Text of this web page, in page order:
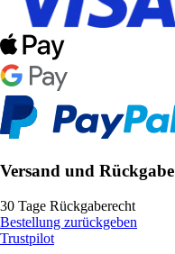
Versand und Rückgabe
30 Tage Rückgaberecht
Bestellung zurückgeben
Trustpilot